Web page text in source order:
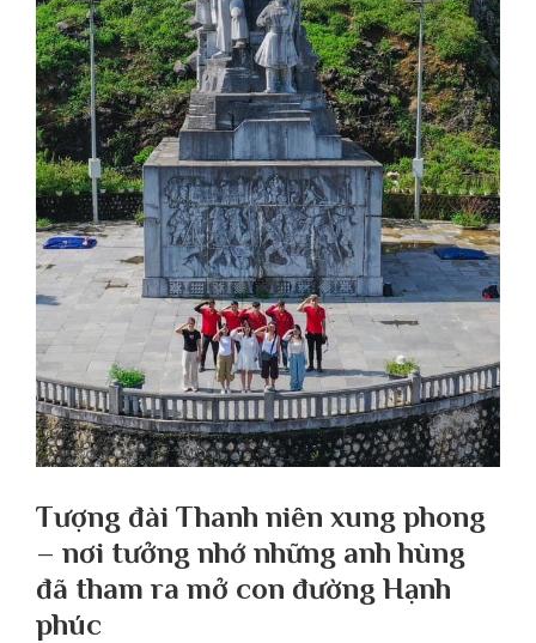
Tượng đài Thanh niên xung phong
– nơi tưởng nhớ những anh hùng
đã tham ra mở con đường Hạnh
phúc